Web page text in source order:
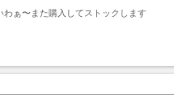
ぁ〜また購入してストックします